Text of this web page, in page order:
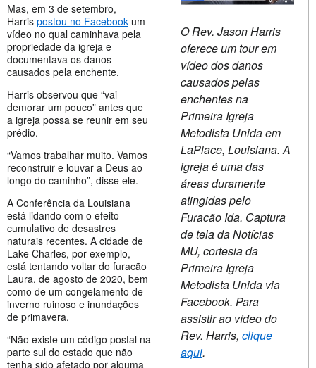
O Rev. Jason Harris
oferece um tour em
vídeo dos danos
causados pelas
enchentes na
Primeira Igreja
Metodista Unida em
LaPlace, Louisiana. A
igreja é uma das
áreas duramente
atingidas pelo
Furacão Ida. Captura
de tela da Notícias
MU, cortesia da
Primeira Igreja
Metodista Unida via
Facebook. Para
assistir ao vídeo do
Rev. Harris, clique
aqui.
Mas, em 3 de setembro,
Harris postou no Facebook um
vídeo no qual caminhava pela
propriedade da igreja e
documentava os danos
causados pela enchente.
Harris observou que “vai
demorar um pouco” antes que
a igreja possa se reunir em seu
prédio.
“Vamos trabalhar muito. Vamos
reconstruir e louvar a Deus ao
longo do caminho”, disse ele.
A Conferência da Louisiana
está lidando com o efeito
cumulativo de desastres
naturais recentes. A cidade de
Lake Charles, por exemplo,
está tentando voltar do furacão
Laura, de agosto de 2020, bem
como de um congelamento de
inverno ruinoso e inundações
de primavera.
“Não existe um código postal na
parte sul do estado que não
tenha sido afetado por alguma